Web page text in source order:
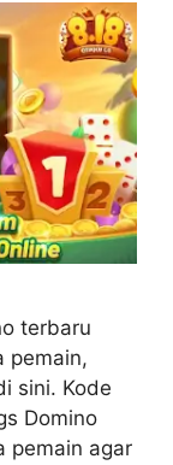
terbaru
pemain,
sini. Kode
Domino
pemain agar